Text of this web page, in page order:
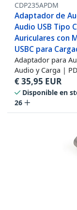
CDP235APDM
Adaptador de
Audio USB Tipo
Auriculares con
USBC para
Adaptador para
Audio y Carga |
€35,95 EUR
Disponible en
26